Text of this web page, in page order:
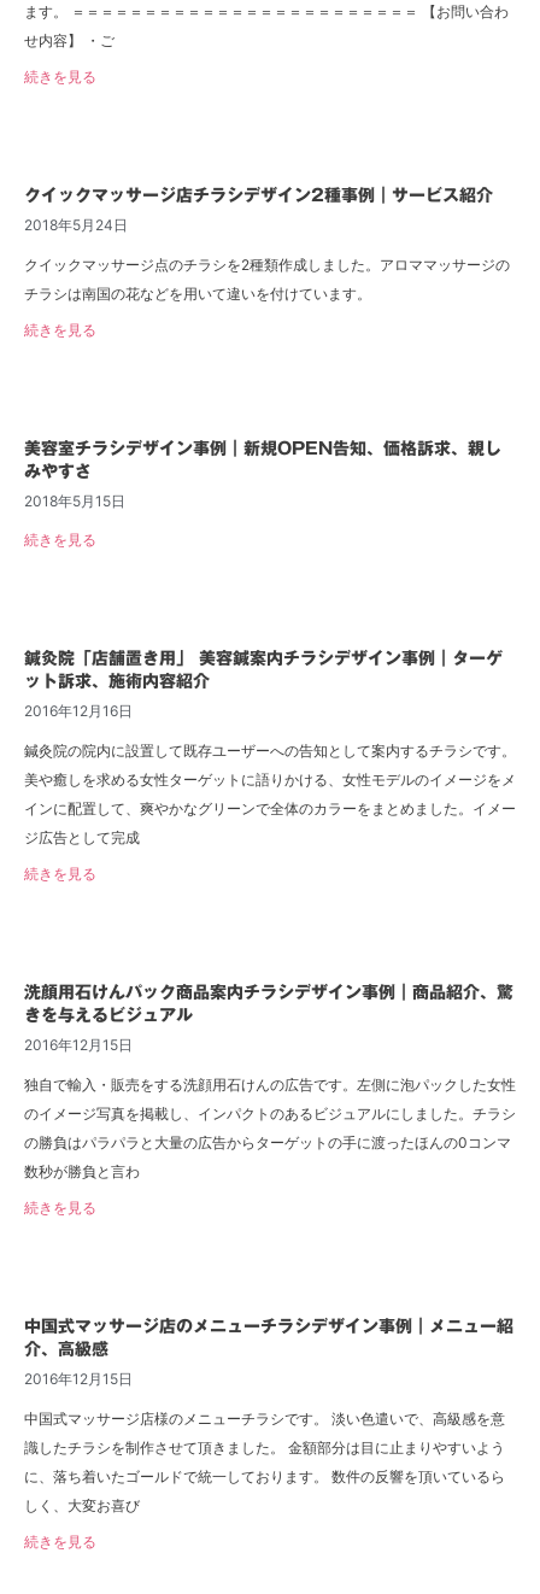
ます。 ＝＝＝＝＝＝＝＝＝＝＝＝＝＝＝＝＝＝＝＝＝＝＝＝ 【お問い合わ
せ内容】 ・ご
続きを見る
クイックマッサージ店チラシデザイン2種事例｜サービス紹介
2018年5月24日
クイックマッサージ点のチラシを2種類作成しました。アロママッサージの
チラシは南国の花などを用いて違いを付けています。
続きを見る
美容室チラシデザイン事例｜新規OPEN告知、価格訴求、親し
みやすさ
2018年5月15日
続きを見る
鍼灸院「店舗置き用」 美容鍼案内チラシデザイン事例｜ターゲ
ット訴求、施術内容紹介
2016年12月16日
鍼灸院の院内に設置して既存ユーザーへの告知として案内するチラシです。
美や癒しを求める女性ターゲットに語りかける、女性モデルのイメージをメ
インに配置して、爽やかなグリーンで全体のカラーをまとめました。イメー
ジ広告として完成
続きを見る
洗顔用石けんパック商品案内チラシデザイン事例｜商品紹介、驚
きを与えるビジュアル
2016年12月15日
独自で輸入・販売をする洗顔用石けんの広告です。左側に泡パックした女性
のイメージ写真を掲載し、インパクトのあるビジュアルにしました。チラシ
の勝負はパラパラと大量の広告からターゲットの手に渡ったほんの0コンマ
数秒が勝負と言わ
続きを見る
中国式マッサージ店のメニューチラシデザイン事例｜メニュー紹
介、高級感
2016年12月15日
中国式マッサージ店様のメニューチラシです。 淡い色遣いで、高級感を意
識したチラシを制作させて頂きました。 金額部分は目に止まりやすいよう
に、落ち着いたゴールドで統一しております。 数件の反響を頂いているら
しく、大変お喜び
続きを見る